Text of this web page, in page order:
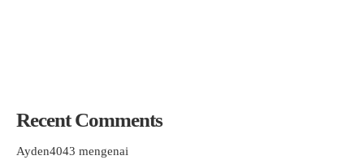
Recent Comments
Ayden4043 mengenai